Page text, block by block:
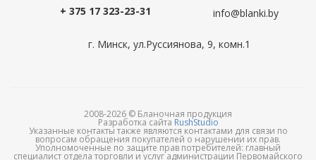
+ 375 17 323-23-31 info@blanki.by
г. Минск, ул.Руссиянова, 9, комн.1
2008-2026 © Бланочная продукция
Разработка сайта RushStudio
Указанные контакты также являются контактами для связи по
вопросам обращения покупателей о нарушении их прав.
Уполномоченные по защите прав потребителей: главный
специалист отдела торговли и услуг администрации Первомайского